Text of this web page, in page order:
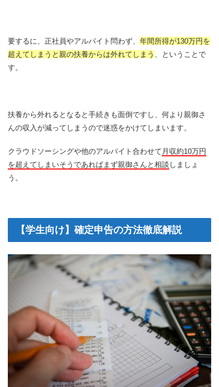
要するに、正社員やアルバイト問わず、 年間所得が130万円を
超えてしまうと親の扶養からは外れてしまう
、ということで
す。
扶養から外れるとなると手続きも面倒ですし、何より親御さ
んの収入が減ってしまうので迷惑をかけてしまいます。
クラウドソーシングや他のアルバイト合わせて 月収約10万円
を超えてしまいそうであればまず親御さんと相談 しましょ
う。
【学生向け】確定申告の方法徹底解説